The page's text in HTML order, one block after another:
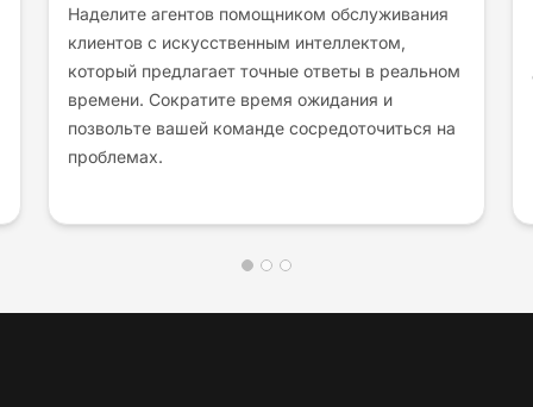
Наделите агентов помощником обслуживания
клиентов с искусственным интеллектом,
который предлагает точные ответы в реальном
времени. Сократите время ожидания и
позвольте вашей команде сосредоточиться на
проблемах.